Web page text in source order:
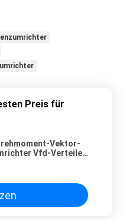
Preis für
Vektor-
Vfd-Verteiler-